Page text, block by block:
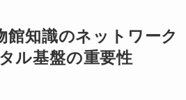
知識のネットワーク
ル基盤の重要性